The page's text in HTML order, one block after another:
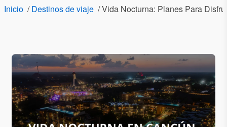
Inicio /Destinos de viaje /Vida Nocturna: Planes Para
Nombre
(s)
Email